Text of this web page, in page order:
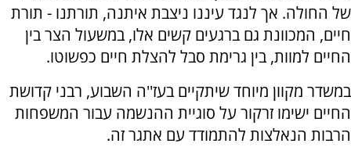
של החולה. אך לנגד עיננו ניצבת איתנה, תורתנו - תורת
חיים, המכוונת גם ברגעים קשים אלו, במשעול הצר בין
החיים למוות, בין גרימת סבל להצלת חיים כפשוטו.
במשדר מקוון מיוחד שיתקיים בעז''ה השבוע, רבני קדושת
החיים ישימו זרקור על סוגיית ההנשמה עבור המשפחות
הרבות הנאלצות להתמודד עם אתגר זה.